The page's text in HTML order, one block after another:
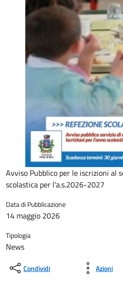
Avviso Pubblico per le iscrizioni al
scolastica per l'a.s.2026-2027
Data di Pubblicazione
14 maggio 2026
Tipologia
News
Condividi Azioni